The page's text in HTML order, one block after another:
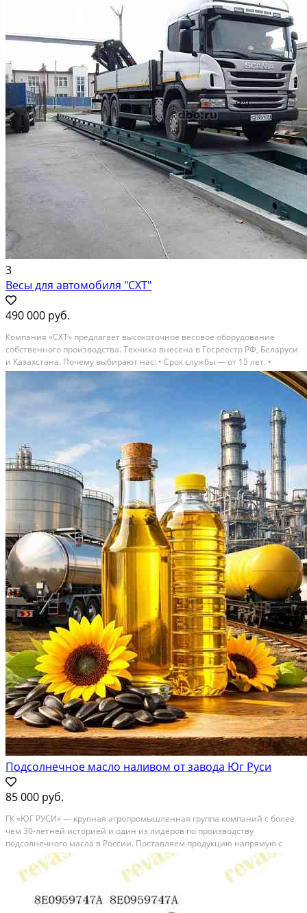
3
Весы для автомобиля "СХТ"
490 000 руб.
Компания «СХТ» предлагает высокоточное весовое оборудование
собственного производства. Техника внесена в Госреестр РФ, Беларуси
и Казахстана. Почему выбирают нас: • Срок службы — от 15 лет. •
Точность по ГОСТ. • Гарантия 3 года и сервисное сопровождение. •
Подсолнечное масло наливом от завода Юг Руси
85 000 руб.
ГК «ЮГ РУСИ» — крупная агропромышленная группа компаний с более
чем 30-летней историей и один из лидеров по производству
подсолнечного масла в России. Поставляем продукцию напрямую с
завода без посредников, гарантируя стабильные объёмы, прозрачные
условия и контроль качества на каждом этапе....